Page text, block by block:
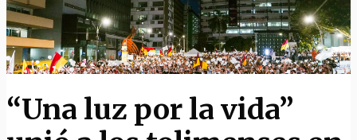
“Una luz por la vida”